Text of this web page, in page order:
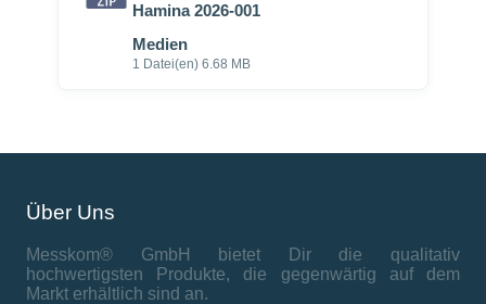
Hamina 2026-001
Medien
1 Datei(en) 6.68 MB
Über Uns
Messkom® GmbH bietet Dir die qualitativ
hochwertigsten Produkte, die gegenwärtig auf dem
Markt erhältlich sind an.